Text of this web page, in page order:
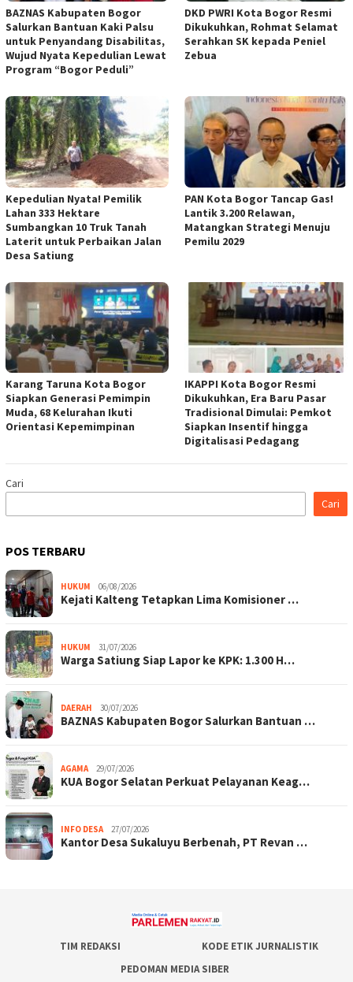
BAZNAS Kabupaten Bogor
Salurkan Bantuan Kaki Palsu
untuk Penyandang Disabilitas,
Wujud Nyata Kepedulian Lewat
Program “Bogor Peduli”
DKD PWRI Kota Bogor Resmi
Dikukuhkan, Rohmat Selamat
Serahkan SK kepada Peniel
Zebua
Kepedulian Nyata! Pemilik
Lahan 333 Hektare
Sumbangkan 10 Truk Tanah
Laterit untuk Perbaikan Jalan
Desa Satiung
PAN Kota Bogor Tancap Gas!
Lantik 3.200 Relawan,
Matangkan Strategi Menuju
Pemilu 2029
Karang Taruna Kota Bogor
Siapkan Generasi Pemimpin
Muda, 68 Kelurahan Ikuti
Orientasi Kepemimpinan
IKAPPI Kota Bogor Resmi
Dikukuhkan, Era Baru Pasar
Tradisional Dimulai: Pemkot
Siapkan Insentif hingga
Digitalisasi Pedagang
Cari
Cari
POS TERBARU
HUKUM 06/08/2026
Kejati Kalteng Tetapkan Lima Komisioner …
HUKUM 31/07/2026
Warga Satiung Siap Lapor ke KPK: 1.300 H…
DAERAH 30/07/2026
BAZNAS Kabupaten Bogor Salurkan Bantuan …
AGAMA 29/07/2026
KUA Bogor Selatan Perkuat Pelayanan Keag…
INFO DESA 27/07/2026
Kantor Desa Sukaluyu Berbenah, PT Revan …
TIM REDAKSI
KODE ETIK JURNALISTIK
PEDOMAN MEDIA SIBER